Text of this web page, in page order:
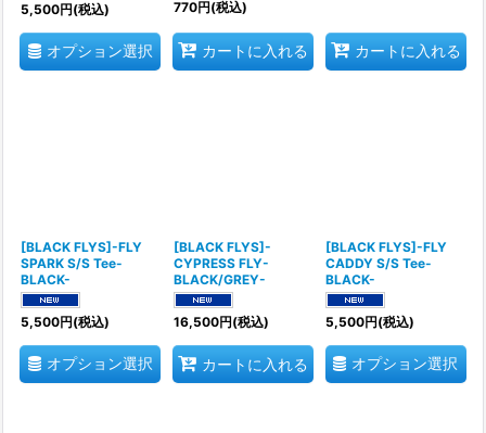
5,500円(税込)
オプション選択
770円(税込)
カートに入れる カートに入れる
[BLACK FLYS]-FLY
SPARK S/S Tee-
BLACK-
5,500円(税込)
オプション選択
[BLACK FLYS]-
CYPRESS FLY-
BLACK/GREY-
16,500円(税込)
カートに入れる
[BLACK FLYS]-FLY
CADDY S/S Tee-
BLACK-
5,500円(税込)
オプション選択